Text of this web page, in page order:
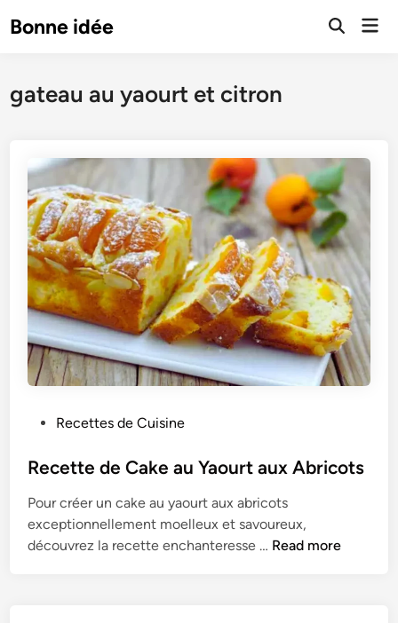
toBonne idée
Open
gateau au yaourt et citron
s
e
d
i
Recettes de Cuisine
Recette de Cake au Yaourt aux Abricots
Pour créer un cake au yaourt aux abricots
exceptionnelle­ment moelleux e­t savoureux,
découvrez la rece­tte enchantere­sse … R
Read more